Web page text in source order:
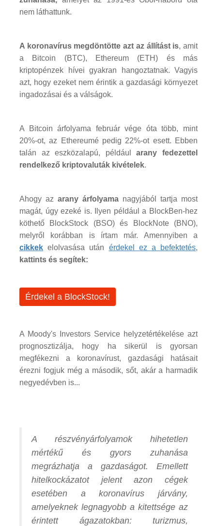
nem láthattunk.
A koronavírus megdöntötte azt az állítást is, amit
a Bitcoin (BTC), Ethereum (ETH) és más
kriptopénzek hívei gyakran hangoztatnak. Vagyis
azt, hogy ezeket nem érintik a gazdasági környezet
ingadozásai és a válságok.
A Bitcoin árfolyama február vége óta több, mint
20%-ot, az Ethereumé pedig 22%-ot esett. Ebben
talán az eszközalapú, példáularany fedezettel
rendelkező kriptovaluták kivételek.
Ahogy az arany árfolyama nagyjából tartja most
magát, úgy ezeké is. Ilyen például a BlockBen-hez
köthető BlockStock (BSO) és BlockNote (BNO),
melyről korábban is írtam már. Amennyiben a
cikkek elolvasása után érdekel ez a befektetés,
kattints és segítek:
Érdekel a BlockStock!
A Moody's Investors Service helyzetértékelése azt
prognosztizálja, hogy ha sikerül is gyorsan
megfékezni a koronavírust, gazdasági hatásait
érezni fogjuk még a második, sőt, akár a harmadik
negyedévben is...
A részvényárfolyamok hihetetlen
mértékű és gyors zuhanása
megrázhatja a gazdaságot. Emellett
hitelkockázatot jelent azon cégek
esetében a koronavírus járvány,
amelyeknek legnagyobb a kitettsége az
érintett ágazatokban: turizmus,